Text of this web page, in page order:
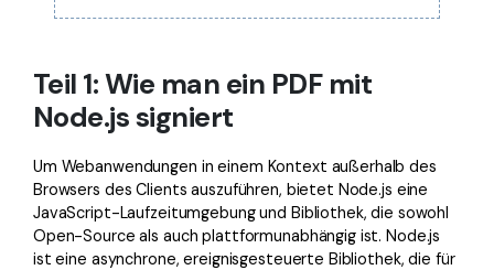
Teil 1: Wie man ein PDF mit
Node.js signiert
Um Webanwendungen in einem Kontext außerhalb des
Browsers des Clients auszuführen, bietet Node.js eine
JavaScript-Laufzeitumgebung und Bibliothek, die sowohl
Open-Source als auch plattformunabhängig ist. Node.js
ist eine asynchrone, ereignisgesteuerte Bibliothek, die für